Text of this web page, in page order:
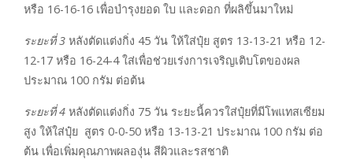
หรือ 16-16-16 เพื่อบำรุงยอด ใบ และดอก ที่ผลิขึ้นมาใหม่
ระยะที่3 หลังตัดแต่งกิ่ง 45 วัน ให้ใส่ปุ๋ย สูตร 13-13-21 หรือ 12-
12-17 หรือ 16-24-4 ใส่เพื่อช่วยเร่งการเจริญเติบโตของผล
ประมาณ 100 กรัม ต่อต้น
ระยะที่4 หลังตัดแต่งกิ่ง 75 วัน ระยะนี้ควรใส่ปุ๋ยที่มีโพแทสเซียม
สูง ให้ใส่ปุ๋ย สูตร 0-0-50 หรือ 13-13-21 ประมาณ 100 กรัม ต่อ
ต้น เพื่อเพิ่มคุณภาพผลองุ่น สีผิวและรสชาติ